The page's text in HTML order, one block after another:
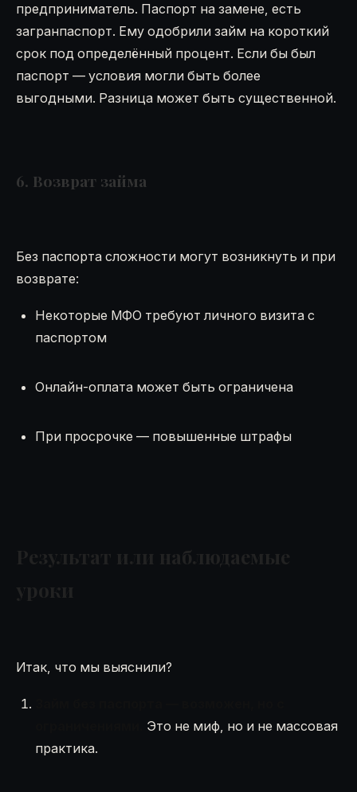
предприниматель. Паспорт на замене, есть
загранпаспорт. Ему одобрили займ на короткий
срок под определённый процент. Если бы был
паспорт — условия могли быть более
выгодными. Разница может быть существенной.
6. Возврат займа
Без паспорта сложности могут возникнуть и при
возврате:
Некоторые МФО требуют личного визита с
паспортом
Онлайн-оплата может быть ограничена
При просрочке — повышенные штрафы
Результат или наблюдаемые
уроки
Итак, что мы выяснили?
Это не миф, но и не массовая
практика.